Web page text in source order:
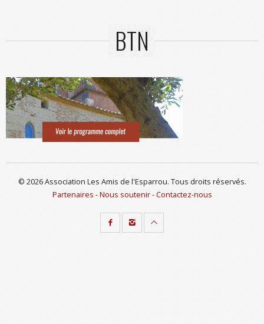
BTN
© 2026 Association Les Amis de l'Esparrou. Tous droits réservés.
Partenaires -Nous soutenir-Contactez-nous